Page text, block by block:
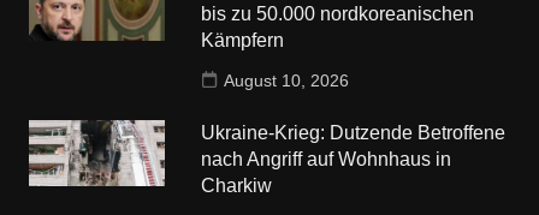
bis zu 50.000 nordkoreanischen
Kämpfern
August 10, 2026
Ukraine-Krieg: Dutzende Betroffene
nach Angriff auf Wohnhaus in
Charkiw